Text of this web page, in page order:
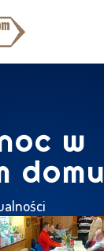
w
domu